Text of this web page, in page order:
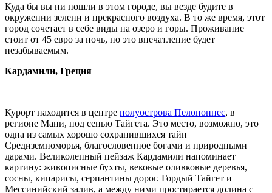
Куда бы вы ни пошли в этом городе, вы везде будите в
окружении зелени и прекрасного воздуха. В то же время, этот
город сочетает в себе виды на озеро и горы. Проживание
стоит от 45 евро за ночь, но это впечатление будет
незабываемым.
Кардамили, Греция
Курорт находится в центре полуострова Пелопоннес, в
регионе Мани, под сенью Тайгета. Это место, возможно, это
одна из самых хорошо сохранившихся тайн
Средиземноморья, благословенное богами и природными
дарами. Великолепный пейзаж Кардамили напоминает
картину: живописные бухты, вековые оливковые деревья,
сосны, кипарисы, серпантины дорог. Гордый Тайгет и
Мессинийский залив, а между ними простирается долина с